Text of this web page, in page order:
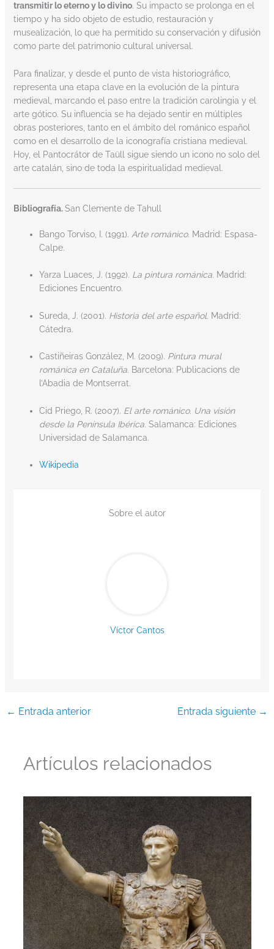
transmitir lo eterno y lo divino. Su impacto se prolonga en el
tiempo y ha sido objeto de estudio, restauración y
musealización, lo que ha permitido su conservación y difusión
como parte del patrimonio cultural universal.
Para finalizar, y desde el punto de vista historiográfico,
representa una etapa clave en la evolución de la pintura
medieval, marcando el paso entre la tradición carolingia y el
arte gótico. Su influencia se ha dejado sentir en múltiples
obras posteriores, tanto en el ámbito del románico español
como en el desarrollo de la iconografía cristiana medieval.
Hoy, el Pantocrátor de Taüll sigue siendo un icono no solo del
arte catalán, sino de toda la espiritualidad medieval.
Bibliografía.San Clemente de Tahull
Bango Torviso, I. (1991). Arte románico. Madrid: Espasa-
Calpe.
Yarza Luaces, J. (1992). La pintura románica. Madrid:
Ediciones Encuentro.
Sureda, J. (2001). Historia del arte español. Madrid:
Cátedra.
Castiñeiras González, M. (2009). Pintura mural
románica en Cataluña. Barcelona: Publicacions de
l’Abadia de Montserrat.
Cid Priego, R. (2007). El arte románico. Una visión
desde la Península Ibérica. Salamanca: Ediciones
Universidad de Salamanca.
Wikipedia
Sobre el autor
Víctor Cantos
← Entrada anterior Entrada siguiente →
Artículos relacionados